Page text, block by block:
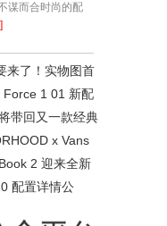
谋而合时尚的配
满探索乐趣一年一
的准备...
来了！实物图首
Force 1 01 新配
带回又一款经典
x Vans
2 迎来全新
配置详情公